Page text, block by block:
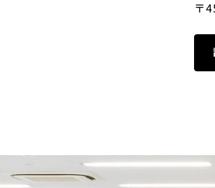
〒